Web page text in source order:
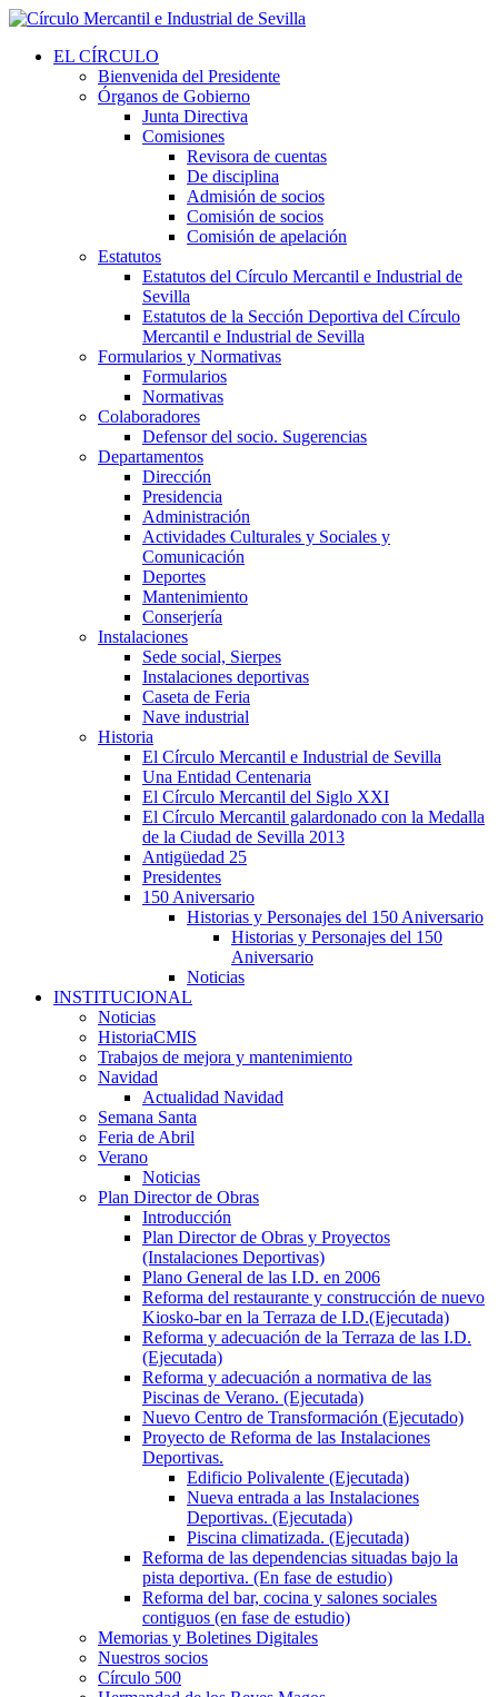
EL CÍRCULO
Bienvenida del Presidente
Órganos de Gobierno
Junta Directiva
Comisiones
Revisora de cuentas
De disciplina
Admisión de socios
Comisión de socios
Comisión de apelación
Estatutos
Estatutos del Círculo Mercantil e Industrial de
Sevilla
Estatutos de la Sección Deportiva del Círculo
Mercantil e Industrial de Sevilla
Formularios y Normativas
Formularios
Normativas
Colaboradores
Defensor del socio. Sugerencias
Departamentos
Dirección
Presidencia
Administración
Actividades Culturales y Sociales y
Comunicación
Deportes
Mantenimiento
Conserjería
Instalaciones
Sede social, Sierpes
Instalaciones deportivas
Caseta de Feria
Nave industrial
Historia
El Círculo Mercantil e Industrial de Sevilla
Una Entidad Centenaria
El Círculo Mercantil del Siglo XXI
El Círculo Mercantil galardonado con la Medalla
de la Ciudad de Sevilla 2013
Antigüedad 25
Presidentes
150 Aniversario
Historias y Personajes del 150 Aniversario
Historias y Personajes del 150
Aniversario
Noticias
INSTITUCIONAL
Noticias
HistoriaCMIS
Trabajos de mejora y mantenimiento
Navidad
Actualidad Navidad
Semana Santa
Feria de Abril
Verano
Noticias
Plan Director de Obras
Introducción
Plan Director de Obras y Proyectos
(Instalaciones Deportivas)
Plano General de las I.D. en 2006
Reforma del restaurante y construcción de nuevo
Kiosko-bar en la Terraza de I.D.(Ejecutada)
Reforma y adecuación de la Terraza de las I.D.
(Ejecutada)
Reforma y adecuación a normativa de las
Piscinas de Verano. (Ejecutada)
Nuevo Centro de Transformación (Ejecutado)
Proyecto de Reforma de las Instalaciones
Deportivas.
Edificio Polivalente (Ejecutada)
Nueva entrada a las Instalaciones
Deportivas. (Ejecutada)
Piscina climatizada. (Ejecutada)
Reforma de las dependencias situadas bajo la
pista deportiva. (En fase de estudio)
Reforma del bar, cocina y salones sociales
contiguos (en fase de estudio)
Memorias y Boletines Digitales
Nuestros socios
Círculo 500